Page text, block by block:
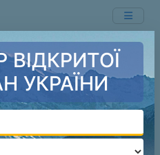
ВІДКРИТОЇ
УКРАЇНИ